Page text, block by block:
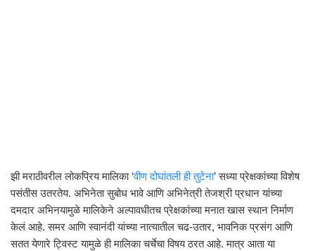
झी मराठीवरील लोकप्रिय मालिका ‘वीण दोघांतली ही तुटेना’ सध्या प्रेक्षकांच्या विशेष
पसंतीस उतरतेय. अभिनेतासुबोध भावेआणि अभिनेत्रीतेजश्री प्रधानयांच्या
दमदार अभिनयामुळे मालिकेने अल्पावधीतच प्रेक्षकांच्या मनात खास स्थान निर्माण
केलं आहे. समर आणि स्वानंदी यांच्या नात्यातील चढ-उतार, भावनिक प्रसंग आणि
सतत येणारे ट्विस्ट यामुळे ही मालिका चर्चेचा विषय ठरत आहे. मात्र आता या